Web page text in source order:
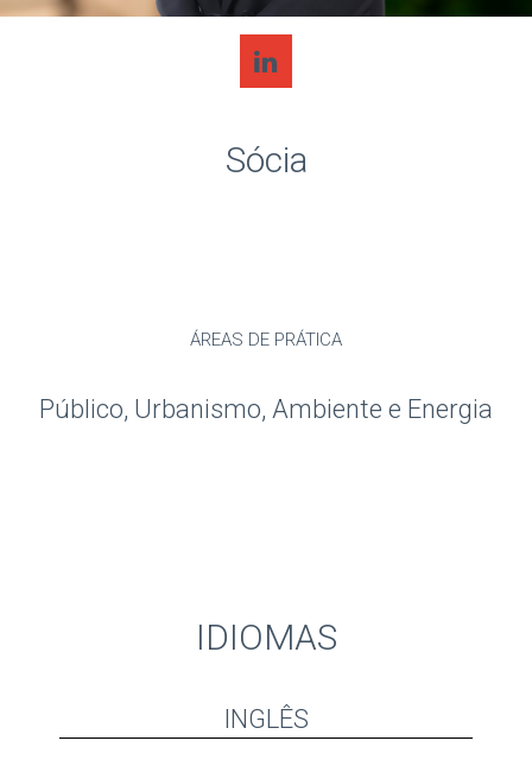
Sócia
ÁREAS DE PRÁTICA
Público, Urbanismo, Ambiente e Energia
IDIOMAS
INGLÊS